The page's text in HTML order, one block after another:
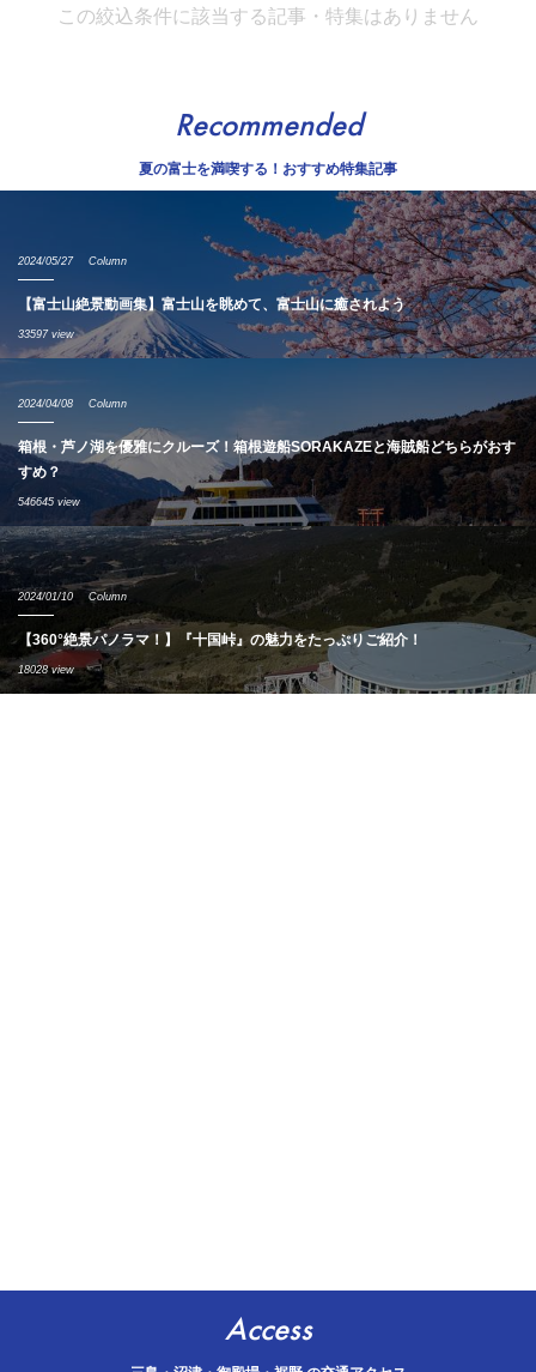
この絞込条件に該当する記事・特集はありません
Recommended
夏の富士を満喫する！おすすめ特集記事
2024/05/27 Column
【富士山絶景動画集】富士山を眺めて、富士山に癒されよう
33597 view
2024/04/08 Column
箱根・芦ノ湖を優雅にクルーズ！箱根遊船SORAKAZEと海賊船どちらがおす
すめ？
546645 view
2024/01/10 Column
【360°絶景パノラマ！】『十国峠』の魅力をたっぷりご紹介！
18028 view
Access